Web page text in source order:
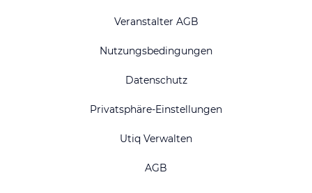
Veranstalter AGB
Nutzungsbedingungen
Datenschutz
Privatsphäre-Einstellungen
Utiq Verwalten
AGB